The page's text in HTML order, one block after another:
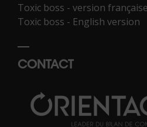
Toxic boss - version française
Toxic boss - English version
CONTACT